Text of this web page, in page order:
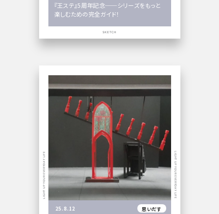
『王ステ』5周年記念──シリーズをもっと
楽しむための完全ガイド！
SKETCH
25.8.12 思いだす
LIGHT UP YOUR EVERYDAY LIFE LIGHT UP YOUR EVERYDAY LIFE